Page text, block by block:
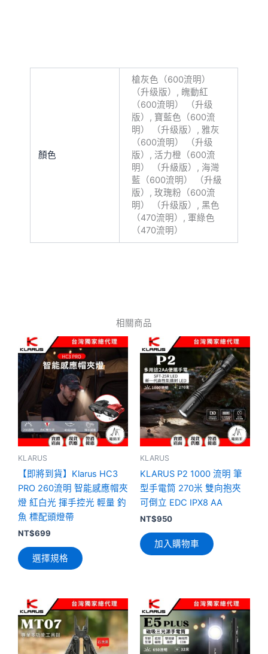
顏色
槍灰色（600流明）
（升级版）, 魄動紅
（600流明） （升级
版）, 寶藍色（600流
明） （升级版）, 雅灰
（600流明） （升级
版）, 活力橙（600流
明） （升級版）, 海灣
藍（600流明） （升級
版）, 玫瑰粉（600流
明） （升级版）, 黑色
（470流明）, 軍綠色
（470流明）
相關商品
KLARUS
【即將到貨】Klarus HC3
PRO 260流明 智能感應帽夾
燈 紅白光 揮手控光 輕量 釣
魚 標配頭燈帶
NT$699
選擇規格
此
產
品
有
多
種
款
式。
在
產
品
擇
KLARUS
KLARUS P2 1000 流明 筆
型手電筒 270米 雙向抱夾
可倒立 EDC IPX8 AA
NT$950
加入購物車
此
產
品
有